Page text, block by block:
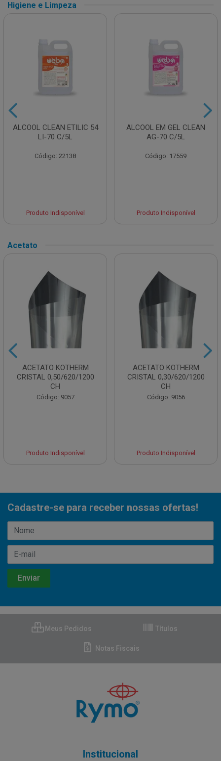
Higiene e Limpeza
ALCOOL CLEAN ETILIC 54
LI-70 C/5L
Código: 22138
Produto Indisponível
ALCOOL EM GEL CLEAN
AG-70 C/5L
Código: 17559
Produto Indisponível
Acetato
ACETATO KOTHERM
CRISTAL 0,50/620/1200
CH
Código: 9057
Produto Indisponível
ACETATO KOTHERM
CRISTAL 0,30/620/1200
CH
Código: 9056
Produto Indisponível
Cadastre-se para receber nossas ofertas!
Meus Pedidos Títulos
Notas Fiscais
Institucional